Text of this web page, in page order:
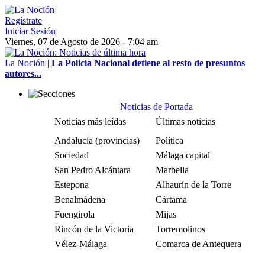
Regístrate
Iniciar Sesión
Viernes, 07 de Agosto de 2026 - 7:04 am
La Noción | La Policía Nacional detiene al resto de presuntos
autores...
Noticias de Portada
Noticias más leídas
Últimas noticias
Andalucía (provincias)
Política
Sociedad
Málaga capital
San Pedro Alcántara
Marbella
Estepona
Alhaurín de la Torre
Benalmádena
Cártama
Fuengirola
Mijas
Rincón de la Victoria
Torremolinos
Vélez-Málaga
Comarca de Antequera